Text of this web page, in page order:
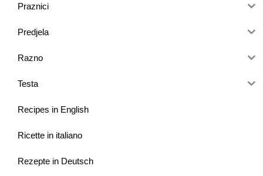
Praznici
Predjela
Razno
Testa
Recipes in English
Ricette in italiano
Rezepte in Deutsch